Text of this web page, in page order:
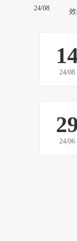
24/08
效的解
24/08
24/06